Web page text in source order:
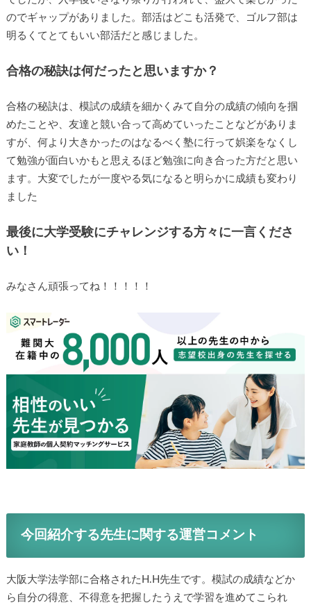
のでギャップがありました。部活はどこも活発で、ゴルフ部は
明るくてとてもいい部活だと感じました。
合格の秘訣は何だったと思いますか？
合格の秘訣は、模試の成績を細かくみて自分の成績の傾向を掴
めたことや、友達と競い合って高めていったことなどがありま
すが、何より大きかったのはなるべく塾に行って娯楽をなくし
て勉強が面白いかもと思えるほど勉強に向き合った方だと思い
ます。大変でしたが一度やる気になると明らかに成績も変わり
ました
最後に大学受験にチャレンジする方々に一言くださ
い！
みなさん頑張ってね！！！！！
今回紹介する先生に関する運営コメント
大阪大学法学部に合格されたH.H先生です。模試の成績などか
ら自分の得意、不得意を把握したうえで学習を進めてこられ